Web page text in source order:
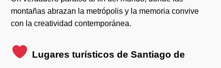
montañas abrazan la metrópolis y la memoria convive
con la creatividad contemporánea.
Lugares turísticos de Santiago de